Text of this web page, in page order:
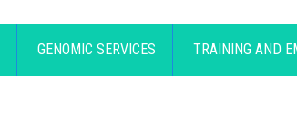
GENOMIC SERVICES TRAINING AND